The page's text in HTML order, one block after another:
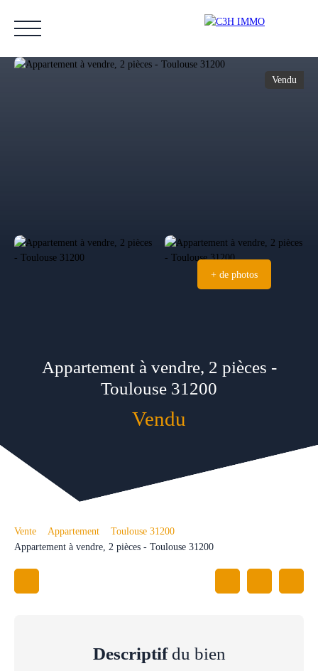
Estimation
Vendu
+ de photos
Appartement à vendre, 2 pièces -
Toulouse 31200
Vendu
Vente Appartement
Toulouse 31200
Appartement à vendre, 2 pièces - Toulouse 31200
Descriptifdu bien